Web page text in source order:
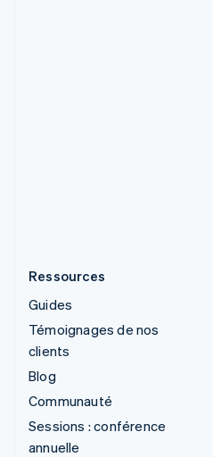
Ressources
Guides
Témoignages de nos
clients
Blog
Communauté
Sessions : conférence
annuelle